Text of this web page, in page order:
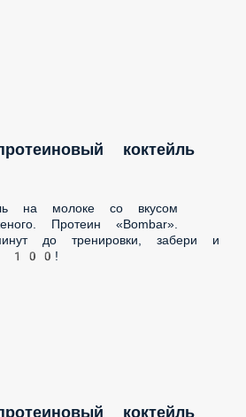
коктейль на
Закажи за 15 минут до
на все 100!
коктейль на
на воде со вкусом фисташкового
на все 100!